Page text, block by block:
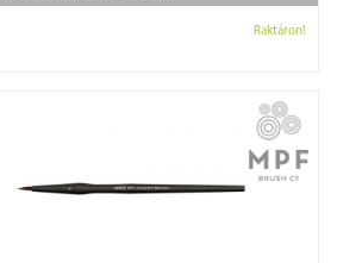
Raktáron!